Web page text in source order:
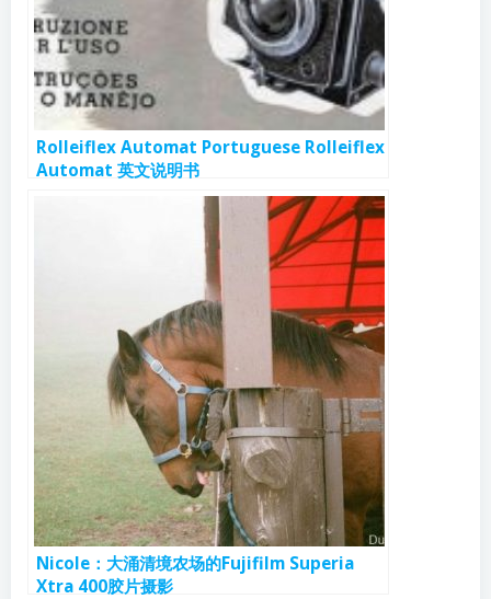
Rolleiflex Automat Portuguese Rolleiflex
Automat 英文说明书
Nicole：大涌清境农场的Fujifilm Superia
Xtra 400胶片摄影